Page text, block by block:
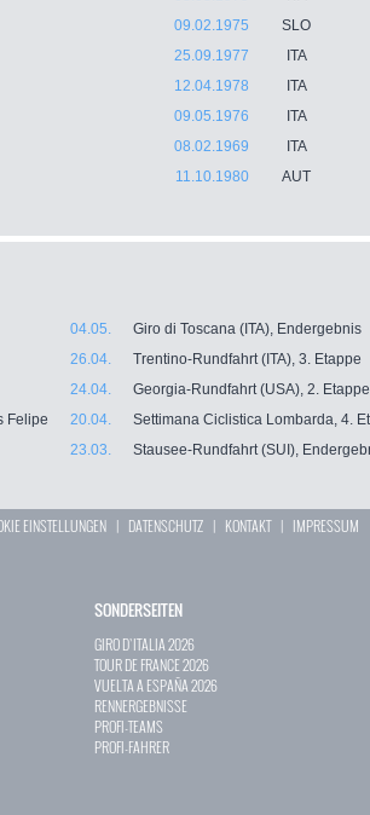
09.02.1975
SLO
25.09.1977
ITA
12.04.1978
ITA
09.05.1976
ITA
08.02.1969
ITA
11.10.1980 AUT
Giro di Toscana (ITA), Endergebnis
04.05.
Trentino-Rundfahrt (ITA), 3. Etappe
26.04.
Georgia-Rundfahrt (USA), 2. Etappe
24.04.
Felipe
Settimana Ciclistica Lombarda, 4.
20.04.
Stausee-Rundfahrt (SUI),
23.03.
EINSTELLUNGEN | DATENSCHUTZ | KONTAKT| IMPRESSUM
SONDERSEITEN
GIRO D`ITALIA 2026
TOUR DE FRANCE 2026
VUELTA A ESPAÑA 2026
RENNERGEBNISSE
PROFI-TEAMS
PROFI-FAHRER